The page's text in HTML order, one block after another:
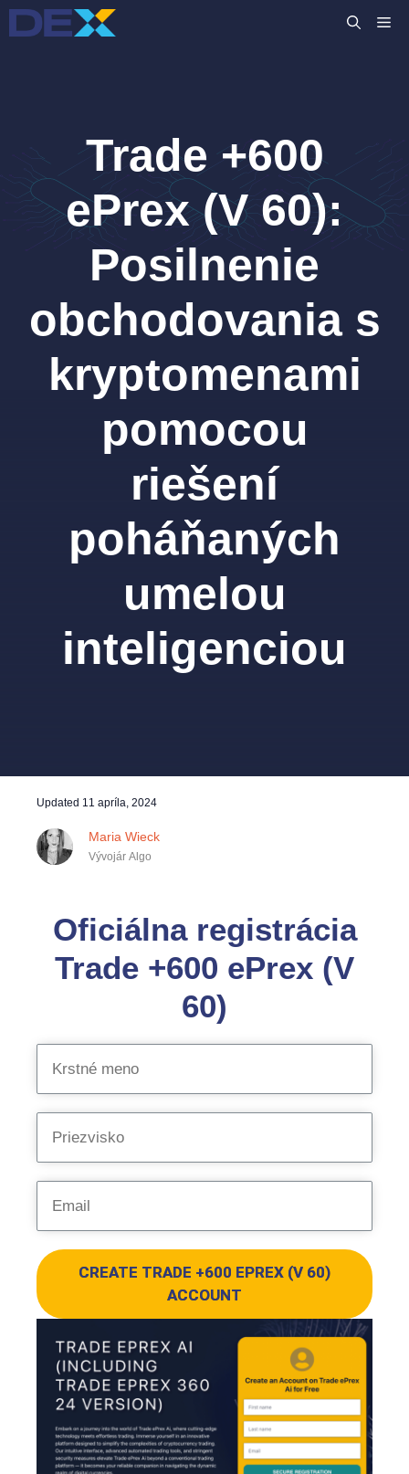
Preskočiť
na
Trade +600
ePrex (V 60):
Posilnenie
obchodovania s
kryptomenami
pomocou
riešení
poháňaných
umelou
inteligenciou
Updated 11 apríla, 2024
Maria Wieck
Vývojár Algo
Oficiálna registrácia
Trade +600 ePrex (V
60)
CREATE TRADE +600 EPREX (V 60)
ACCOUNT